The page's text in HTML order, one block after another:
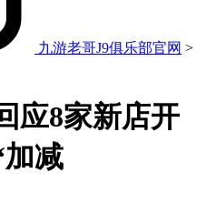
九游老哥J9俱乐部官网 >
应8家新店开
减